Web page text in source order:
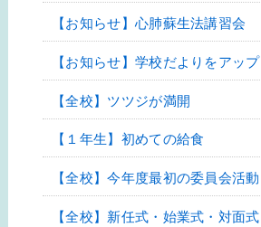
【お知らせ】心肺蘇生法講習会
【お知らせ】学校だよりをアッ
【全校】ツツジが満開
【１年生】初めての給食
【全校】今年度最初の委員会活動
【全校】新任式・始業式・対面式